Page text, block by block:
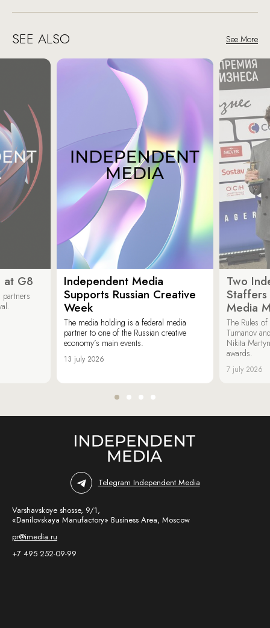
SEE ALSO See More
at G8
Independent Media
Supports Russian Creative
Week
The media holding is a federal media
partner to one of the Russian creative
economy’s main events.
13 july 2026
Two
Media
The Rules
Tumanov
Nikita
awards.
7 july 2026
Telegram Independent Media
Varshavskoye shosse, 9/1,
«Danilovskaya Manufactory» Business Area, Moscow
pr@imedia.ru
+7 495 252-09-99